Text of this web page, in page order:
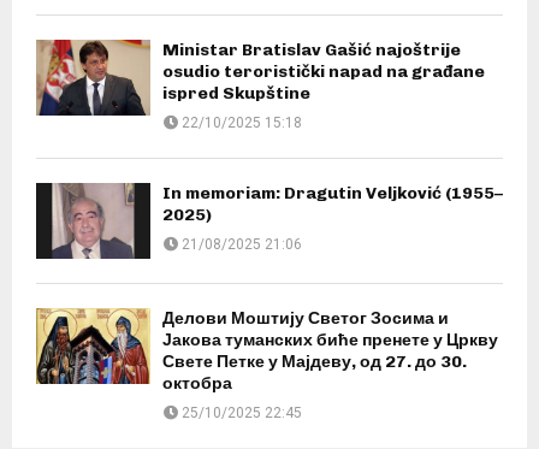
Ministar Bratislav Gašić najoštrije
osudio teroristički napad na građane
ispred Skupštine
22/10/2025 15:18
In memoriam: Dragutin Veljković (1955–
2025)
21/08/2025 21:06
Делови Моштију Светог Зосима и
Јакова туманских биће пренете у Цркву
Свете Петке у Мајдеву, од 27. до 30.
октобра
25/10/2025 22:45